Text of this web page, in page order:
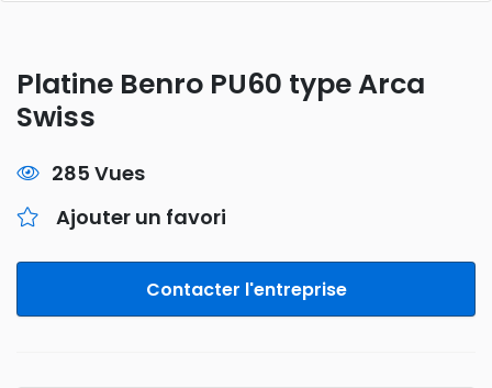
Platine Benro PU60 type Arca
Swiss
285 Vues
Ajouter un favori
Contacter l'entreprise